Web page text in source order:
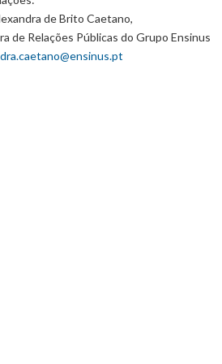
de Brito Caetano,
de Relações Públicas do Grupo Ensinus